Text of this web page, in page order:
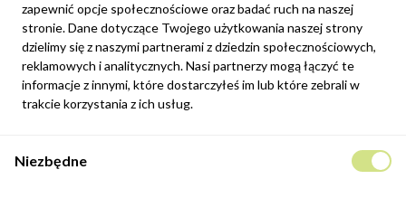
Newsletter
Możesz zrezygnować w każdej chwili. W tym celu należy odnaleźć
szczegóły w naszej informacji prawnej.
Zapisz się
internetowego.
zapewnić opcje społecznościowe oraz badać ruch na naszej
stronie. Dane dotyczące Twojego użytkowania naszej strony
dzielimy się z naszymi partnerami z dziedzin społecznościowych,
reklamowych i analitycznych. Nasi partnerzy mogą łączyć te
informacje z innymi, które dostarczyłeś im lub które zebrali w
trakcie korzystania z ich usług.
Niezbędne